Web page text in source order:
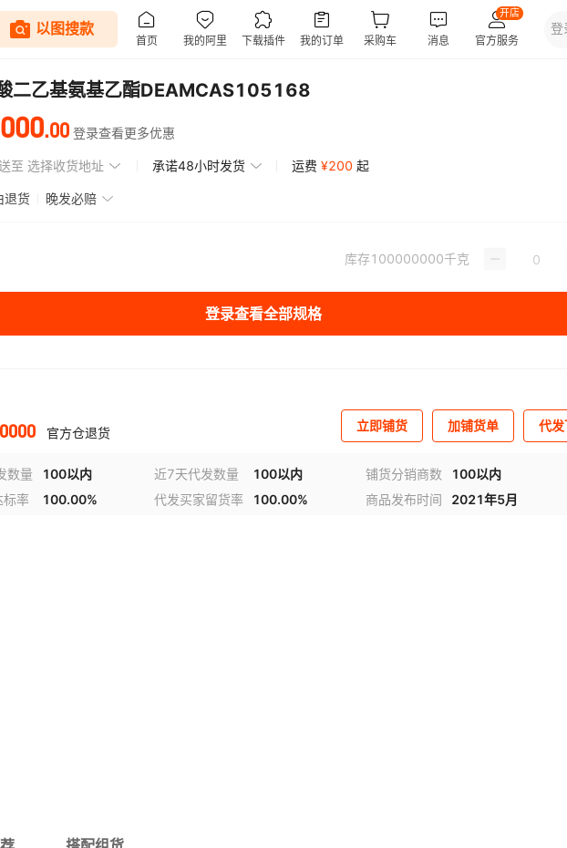
二乙基氨基乙酯DEAMCAS105168
.00 登录查看更多优惠
至 选择收货地址 承诺48小时发货 运费 ¥200 起
退货 晚发必赔
库存100000000千克
登录查看全部规格
官方仓退货 立即铺货 加铺货单 代
数量 100以内 近7天代发数量 100以内 铺货分销商数
100以内
标率
100.00% 代发买家留货率 100.00% 商品发布时间 2021年5月